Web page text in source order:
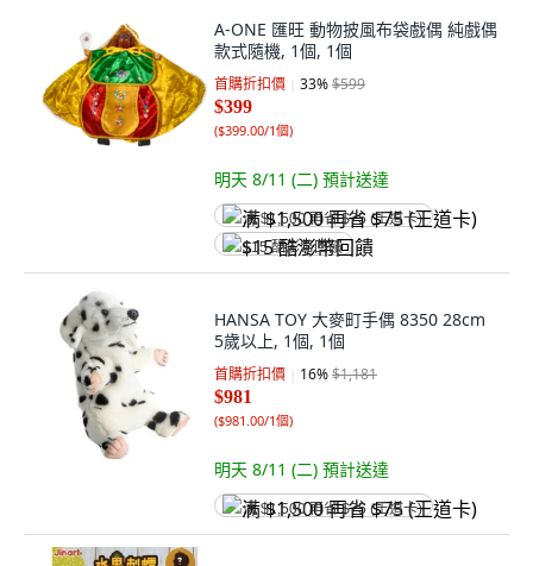
A-ONE 匯旺 動物披風布袋戲偶 純戲偶
款式隨機, 1個, 1個
首購折扣價 33%$599
$399
($399.00/1個)
明天 8/11 (二) 預計送達
满 $1,500 再省 $75 (王道卡)
$15 酷澎幣回饋
HANSA TOY 大麥町手偶 8350 28cm
5歲以上, 1個, 1個
首購折扣價 16%$1,181
$981
($981.00/1個)
明天 8/11 (二) 預計送達
满 $1,500 再省 $75 (王道卡)